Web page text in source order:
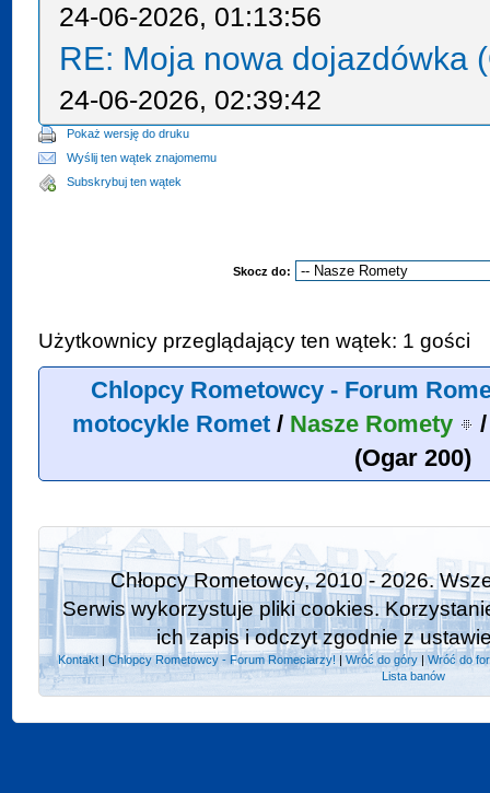
24-06-2026, 01:13:56
RE: Moja nowa dojazdówka
24-06-2026, 02:39:42
Pokaż wersję do druku
Wyślij ten wątek znajomemu
Subskrybuj ten wątek
Skocz do:
Użytkownicy przeglądający ten wątek: 1 gości
Chlopcy Rometowcy - Forum
motocykle Romet / Nasze Romety
(Ogar 200)
Chłopcy Rometowcy, 2010 - 2026.
Serwis wykorzystuje pliki cookies.
ich zapis i odczyt zgodnie z
Kontakt| Chlopcy Rometowcy - Forum Romeciarzy! |Wróć do góry| Wróć do
Lista banów